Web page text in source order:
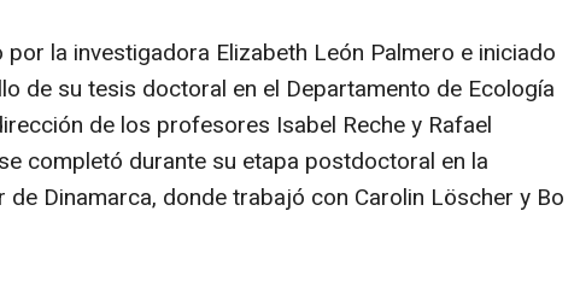
por la investigadora Elizabeth León Palmero e iniciado
de su tesis doctoral en el Departamento de Ecología
de los profesores Isabel Reche y Rafael
completó durante su etapa postdoctoral en la
de Dinamarca, donde trabajó con Carolin Löscher y Bo